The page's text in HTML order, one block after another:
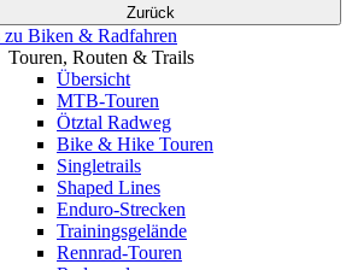
Zurück
zu Biken & Radfahren
Touren, Routen & Trails
Übersicht
MTB-Touren
Ötztal Radweg
Bike & Hike Touren
Singletrails
Shaped Lines
Enduro-Strecken
Trainingsgelände
Rennrad-Touren